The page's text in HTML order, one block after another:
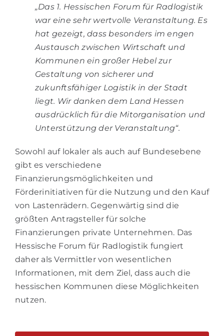
„Das 1. Hessischen Forum für Radlogistik
war eine sehr wertvolle Veranstaltung. Es
hat gezeigt, dass besonders im engen
Austausch zwischen Wirtschaft und
Kommunen ein großer Hebel zur
Gestaltung von sicherer und
zukunftsfähiger Logistik in der Stadt
liegt. Wir danken dem Land Hessen
ausdrücklich für die Mitorganisation und
Unterstützung der Veranstaltung“.
Sowohl auf lokaler als auch auf Bundesebene
gibt es verschiedene
Finanzierungsmöglichkeiten und
Förderinitiativen für die Nutzung und den Kauf
von Lastenrädern. Gegenwärtig sind die
größten Antragsteller für solche
Finanzierungen private Unternehmen. Das
Hessische Forum für Radlogistik fungiert
daher als Vermittler von wesentlichen
Informationen, mit dem Ziel, dass auch die
hessischen Kommunen diese Möglichkeiten
nutzen.